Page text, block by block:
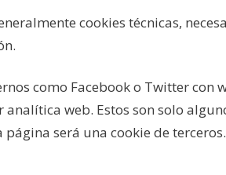
cookies técnicas,
como Facebook o Twitter con
web. Estos son solo
será una cookie de terceros.